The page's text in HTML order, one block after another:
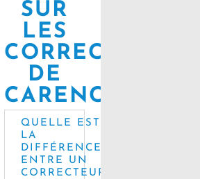
SUR
LES
CORRECTEURS
DE
CARENCE
QUELLE EST
LA
DIFFÉRENCE
ENTRE UN
CORRECTEUR